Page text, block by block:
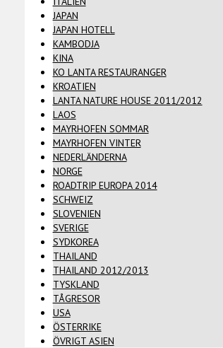
JAPAN
JAPAN HOTELL
KAMBODJA
KINA
KO LANTA RESTAURANGER
KROATIEN
LANTA NATURE HOUSE 2011/2012
LAOS
MAYRHOFEN SOMMAR
MAYRHOFEN VINTER
NEDERLÄNDERNA
NORGE
ROADTRIP EUROPA 2014
SCHWEIZ
SLOVENIEN
SVERIGE
SYDKOREA
THAILAND
THAILAND 2012/2013
TYSKLAND
TÅGRESOR
USA
ÖSTERRIKE
ÖVRIGT ASIEN